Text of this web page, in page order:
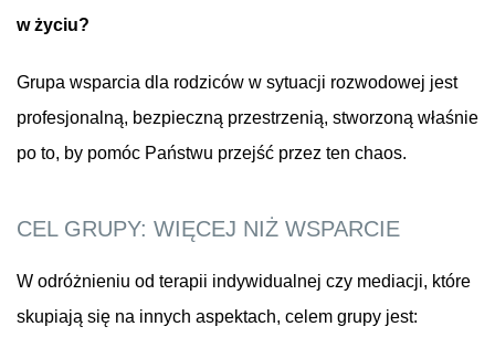
w życiu?
Grupa wsparcia dla rodziców w sytuacji rozwodowej jest
profesjonalną, bezpieczną przestrzenią, stworzoną właśnie
po to, by pomóc Państwu przejść przez ten chaos.
CEL GRUPY: WIĘCEJ NIŻ WSPARCIE
W odróżnieniu od terapii indywidualnej czy mediacji, które
skupiają się na innych aspektach, celem grupy jest: